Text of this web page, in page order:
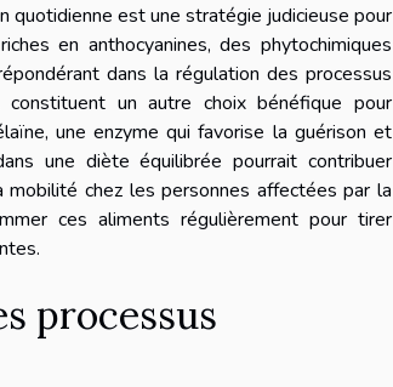
quotidienne est une stratégie judicieuse pour
en anthocyanines, des phytochimiques
dans la régulation des processus
constituent un autre choix bénéfique pour
une enzyme qui favorise la guérison et
une diète équilibrée pourrait contribuer
chez les personnes affectées par la
ces aliments régulièrement pour tirer
processus